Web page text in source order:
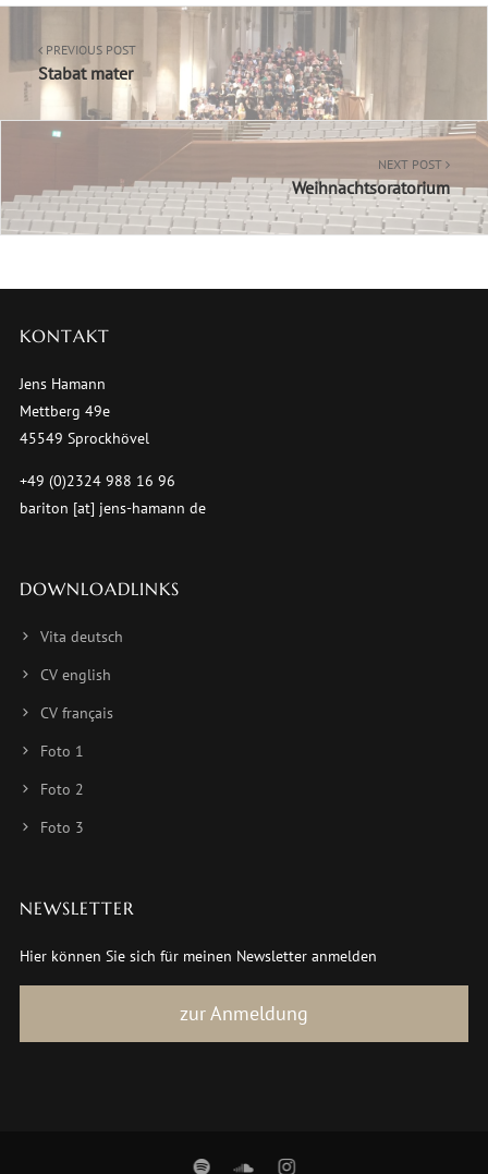
PREVIOUS POST
Stabat mater
NEXT POST
Weihnachtsoratorium
KONTAKT
Jens Hamann
Mettberg 49e
45549 Sprockhövel
+49 (0)2324 988 16 96
bariton [at] jens-hamann de
DOWNLOADLINKS
Vita deutsch
CV english
CV français
Foto 1
Foto 2
Foto 3
NEWSLETTER
Hier können Sie sich für meinen Newsletter anmelden
zur Anmeldung